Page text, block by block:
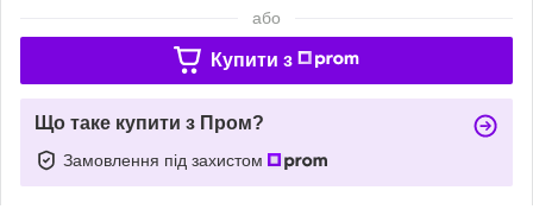
або
Купити з
Що таке купити з Пром?
Замовлення під захистом